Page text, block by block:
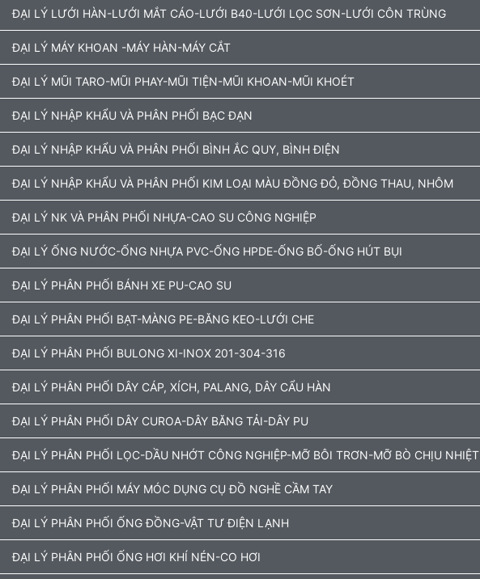
ĐẠI LÝ LƯỚI HÀN-LƯỚI MẮT CÁO-LƯỚI B40-LƯỚI LỌC SƠN-LƯỚI CÔN TRÙNG
ĐẠI LÝ MÁY KHOAN -MÁY HÀN-MÁY CẮT
ĐẠI LÝ MŨI TARO-MŨI PHAY-MŨI TIỆN-MŨI KHOAN-MŨI KHOÉT
ĐẠI LÝ NHẬP KHẨU VÀ PHÂN PHỐI BẠC ĐẠN
ĐẠI LÝ NHẬP KHẨU VÀ PHÂN PHỐI BÌNH ẮC QUY, BÌNH ĐIỆN
ĐẠI LÝ NHẬP KHẨU VÀ PHÂN PHỐI KIM LOẠI MÀU ĐỒNG ĐỎ, ĐỒNG THAU, NHÔM
ĐẠI LÝ NK VÀ PHÂN PHỐI NHỰA-CAO SU CÔNG NGHIỆP
ĐẠI LÝ ỐNG NƯỚC-ỐNG NHỰA PVC-ỐNG HPDE-ỐNG BỐ-ỐNG HÚT BỤI
ĐẠI LÝ PHÂN PHỐI BÁNH XE PU-CAO SU
ĐẠI LÝ PHÂN PHỐI BẠT-MÀNG PE-BĂNG KEO-LƯỚI CHE
ĐẠI LÝ PHÂN PHỐI BULONG XI-INOX 201-304-316
ĐẠI LÝ PHÂN PHỐI DÂY CÁP, XÍCH, PALANG, DÂY CẨU HÀN
ĐẠI LÝ PHÂN PHỐI DÂY CUROA-DÂY BĂNG TẢI-DÂY PU
ĐẠI LÝ PHÂN PHỐI LỌC-DẦU NHỚT CÔNG NGHIỆP-MỠ BÔI TRƠN-MỠ BÒ CHỊU NHIỆT
ĐẠI LÝ PHÂN PHỐI MÁY MÓC DỤNG CỤ ĐỒ NGHỀ CẦM TAY
ĐẠI LÝ PHÂN PHỐI ỐNG ĐỒNG-VẬT TƯ ĐIỆN LẠNH
ĐẠI LÝ PHÂN PHỐI ỐNG HƠI KHÍ NÉN-CO HƠI